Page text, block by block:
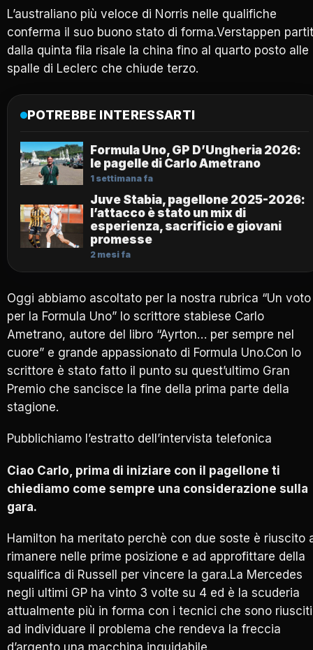
L’australiano più veloce di Norris nelle qualifiche
conferma il suo buono stato di forma.Verstappen
dalla quinta fila risale la china fino al quarto posto alle
spalle di Leclerc che chiude terzo.
POTREBBE INTERESSARTI
Formula Uno, GP D’Ungheria 2026:
le pagelle di Carlo Ametrano
1 settimana fa
Juve Stabia, pagellone 2025-2026:
l’attacco è stato un mix di
esperienza, sacrificio e giovani
promesse
2 mesi fa
Oggi abbiamo ascoltato per la nostra rubrica “Un voto
per la Formula Uno” lo scrittore stabiese Carlo
Ametrano, autore del libro “Ayrton… per sempre nel
cuore” e grande appassionato di Formula Uno.Con lo
scrittore è stato fatto il punto su quest’ultimo Gran
Premio che sancisce la fine della prima parte della
stagione.
Pubblichiamo l’estratto dell’intervista telefonica
Ciao Carlo, prima di iniziare con il pagellone ti
chiediamo come sempre una considerazione sulla
gara.
Hamilton ha meritato perchè con due soste è riuscito
rimanere nelle prime posizione e ad approfittare della
squalifica di Russell per vincere la gara.La Mercedes
negli ultimi GP ha vinto 3 volte su 4 ed è la scuderia
attualmente più in forma con i tecnici che sono riusciti
ad individuare il problema che rendeva la freccia